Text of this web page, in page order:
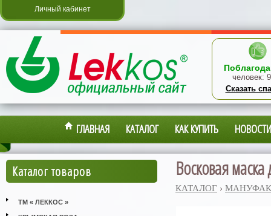
Личный кабинет
человек:
Сказать
ГЛАВНАЯ КАТАЛОГ КАК КУПИТЬ НОВОСТИ
Каталог товаров
ТМ « ЛЕККОС »
Восковая
КАТАЛОГ ›